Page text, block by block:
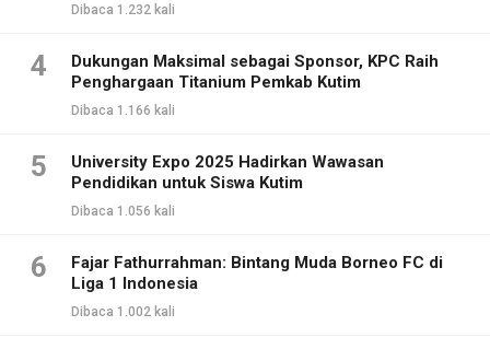
Dibaca 1.232 kali
4
Dukungan Maksimal sebagai Sponsor, KPC Raih
Penghargaan Titanium Pemkab Kutim
Dibaca 1.166 kali
5
University Expo 2025 Hadirkan Wawasan
Pendidikan untuk Siswa Kutim
Dibaca 1.056 kali
6
Fajar Fathurrahman: Bintang Muda Borneo FC di
Liga 1 Indonesia
Dibaca 1.002 kali